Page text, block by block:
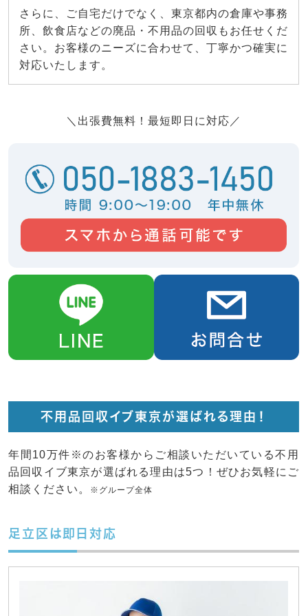
さらに、ご自宅だけでなく、東京都内の倉庫や事務
所、飲食店などの廃品・不用品の回収もお任せくだ
さい。お客様のニーズに合わせて、丁寧かつ確実に
対応いたします。
＼出張費無料！最短即日に対応／
不用品回収イブ東京が選ばれる理由！
年間10万件※のお客様からご相談いただいている不用
品回収イブ東京が選ばれる理由は5つ！ぜひお気軽にご
相談ください。
※グループ全体
足立区は即日対応